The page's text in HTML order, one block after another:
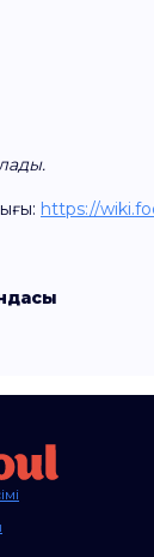
https://